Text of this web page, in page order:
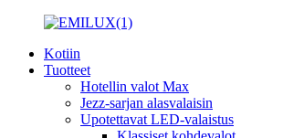
Kotiin
Tuotteet
Hotellin valot Max
Jezz-sarjan alasvalaisin
Upotettavat LED-valaistus